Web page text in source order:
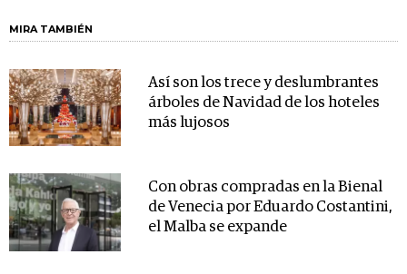
MIRA TAMBIÉN
Así son los trece y deslumbrantes
árboles de Navidad de los hoteles
más lujosos
Con obras compradas en la Bienal
de Venecia por Eduardo Costantini,
el Malba se expande